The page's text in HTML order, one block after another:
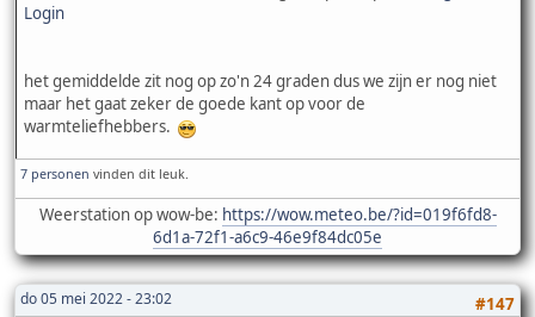
Login
het gemiddelde zit nog op zo'n 24 graden dus we zijn er nog niet
maar het gaat zeker de goede kant op voor de
warmteliefhebbers.
7 personen vinden dit leuk.
Weerstation op wow-be: https://wow.meteo.be/?id=019f6fd8-
6d1a-72f1-a6c9-46e9f84dc05e
do 05 mei 2022 - 23:02
#147